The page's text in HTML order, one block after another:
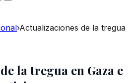
›Actualizaciones de la tregua
la tregua en Gaza e